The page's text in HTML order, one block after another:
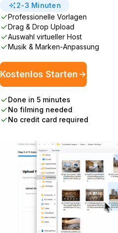
2-3 Minuten
Professionelle Vorlagen
Drag & Drop Upload
Auswahl virtueller Host
Musik & Marken-Anpassung
Kostenlos Starten
Done in 5 minutes
No filming needed
No credit card required